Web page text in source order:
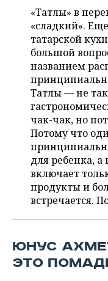
КОРОЛИ
ВУЗЫ ТАТАРСТАНА
КОМУ
ТОРГОВЫЕ
ТАТАРСТАНА
ФИНАНСЫ
БАНКИ
БЮДЖЕТ
ИНВЕСТИЦИИ
НОВОСТИ
АГРОПРОМ
НЕФТЕХИМИЯ
НЕФТЬ
ОПК
ЭНЕРГЕТИКА
НЕДВИЖИМОСТЬ
НОВОСТИ
АВТО
НОВОСТИ АВТО
БИЗНЕС
НОВОСТИ БИЗНЕСА
РОЗНИЧНАЯ
ТРАНСПОРТ
УСЛУГИ
ТЕХНОЛОГИИ
НОВОСТИ
МЕДИА
МЕРОПРИЯТИЯ
НОВОСТИ
ВЫЕЗДНАЯ
БИЗНЕС-БРАНЧИ
ОТКРЫТАЯ
СПОРТ
НОВОСТИ СПОРТА
ФУТБОЛ
БАСКЕТБОЛ
ОБЩЕСТВО
НОВОСТИ
ИНФРАСТРУКТУРА
ФОТОГАЛЕРЕЯ
СПРАВОЧНИК
«Татлы» в
«сладкий».
татарской
большой
названием
Татлы — не
чак-чак, но
Потому что
для ребенка,
включает
продукты и
встречается.
ЮНУС
ЭТО